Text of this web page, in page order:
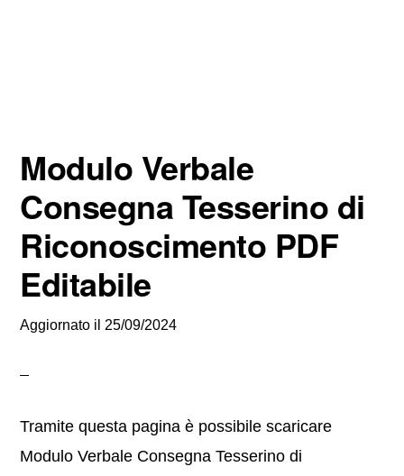
Modulo Verbale
Consegna Tesserino di
Riconoscimento PDF
Editabile
Aggiornato il 25/09/2024
Tramite questa pagina è possibile scaricare
Modulo Verbale Consegna Tesserino di